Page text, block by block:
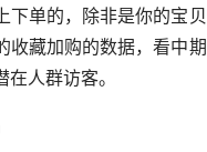
单的，除非是你的宝贝
藏加购的数据，看中期
人群访客。